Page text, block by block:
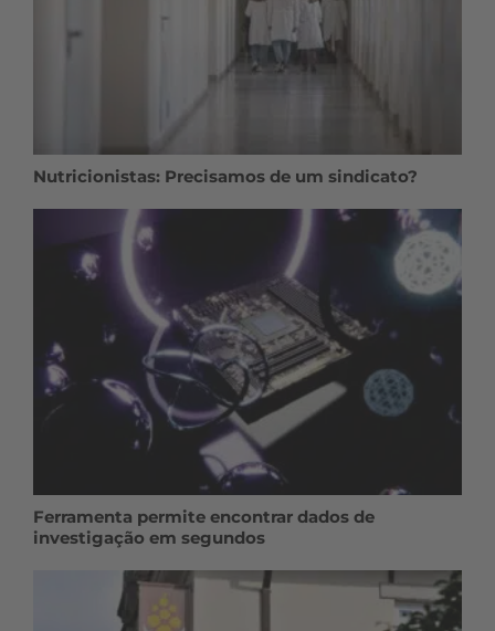
Nutricionistas: Precisamos de um sindicato?
Ferramenta permite encontrar dados de
investigação em segundos